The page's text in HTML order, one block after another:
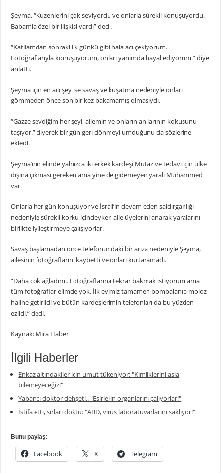
Şeyma, “Kuzenlerini çok seviyordu ve onlarla sürekli konuşuyordu.
Babamla özel bir ilişkisi vardı” dedi.
“Katliamdan sonraki ilk günkü gibi hala acı çekiyorum.
Fotoğraflarıyla konuşuyorum, onları yanımda hayal ediyorum.” diye
anlattı.
Şeyma için en acı şey ise savaş ve kuşatma nedeniyle onları
gömmeden önce son bir kez bakamamış olmasıydı.
“Gazze sevdiğim her şeyi, ailemin ve onların anılarının kokusunu
taşıyor.” diyerek bir gün geri dönmeyi umduğunu da sözlerine
ekledi.
Şeyma’nın elinde yalnızca iki erkek kardeşi Mutaz ve tedavi için ülke
dışına çıkması gereken ama yine de gidemeyen yaralı Muhammed
var.
Onlarla her gün konuşuyor ve İsrail’in devam eden saldırganlığı
nedeniyle sürekli korku içindeyken aile üyelerini anarak yaralarını
birlikte iyileştirmeye çalışıyorlar.
Savaş başlamadan önce telefonundaki bir arıza nedeniyle Şeyma,
ailesinin fotoğraflarını kaybetti ve onları kurtaramadı.
“Daha çok ağladım.. Fotoğraflarına tekrar bakmak istiyorum ama
tüm fotoğraflar elimde yok. İlk evimiz tamamen bombalanıp moloz
haline getirildi ve bütün kardeşlerimin telefonları da bu yüzden
ezildi.” dedi.
Kaynak: Mira Haber
İlgili Haberler
Enkaz altındakiler için umut tükeniyor: "Kimliklerini asla
bilemeyeceğiz!"
Yabancı doktor dehşeti.. "Esirlerin organlarını çalıyorlar!"
İstifa etti, sırları döktü: "ABD, virüs laboratuvarlarını saklıyor!"
Bunu paylaş:
Facebook X Telegram